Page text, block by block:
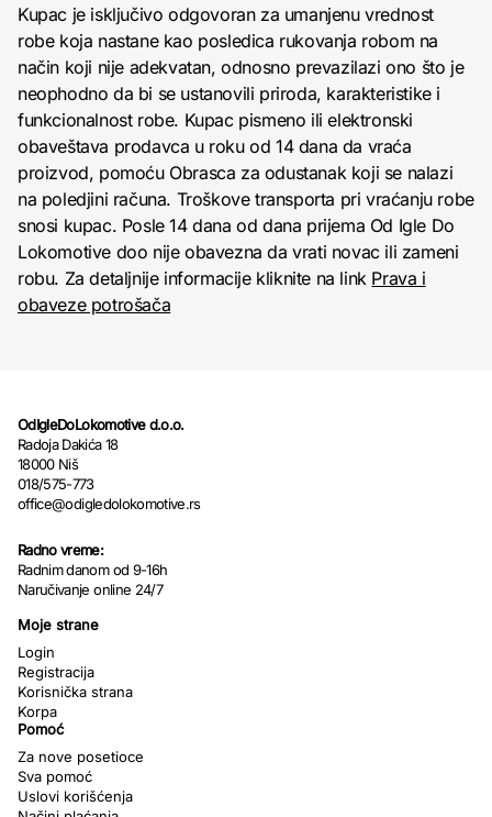
Kupac je isključivo odgovoran za umanjenu vrednost
robe koja nastane kao posledica rukovanja robom na
način koji nije adekvatan, odnosno prevazilazi ono što je
neophodno da bi se ustanovili priroda, karakteristike i
funkcionalnost robe. Kupac pismeno ili elektronski
obaveštava prodavca u roku od 14 dana da vraća
proizvod, pomoću Obrasca za odustanak koji se nalazi
na poledjini računa. Troškove transporta pri vraćanju robe
snosi kupac. Posle 14 dana od dana prijema Od Igle Do
Lokomotive doo nije obavezna da vrati novac ili zameni
robu. Za detaljnije informacije kliknite na link Prava i
obaveze potrošača
OdIgleDoLokomotive d.o.o.
Radoja Dakića 18
18000 Niš
018/575-773
office@odigledolokomotive.rs
Radno vreme:
Radnim danom od 9-16h
Naručivanje online 24/7
Moje strane
Login
Registracija
Korisnička strana
Korpa
Pomoć
Za nove posetioce
Sva pomoć
Uslovi korišćenja